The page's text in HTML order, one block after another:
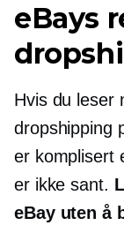
eBays
Hvis du leser
dropshipping
er komplisert
er ikke sant.
eBay uten å